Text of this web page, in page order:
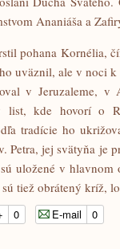
Ananiáša a
pohana Kornélia,
uväznil, ale v noci
v Jeruzaleme,
list, kde hovorí o
tradície ho
jej svätyňa je
uložené v
tiež obrátený kríž,
0 E-mail 0